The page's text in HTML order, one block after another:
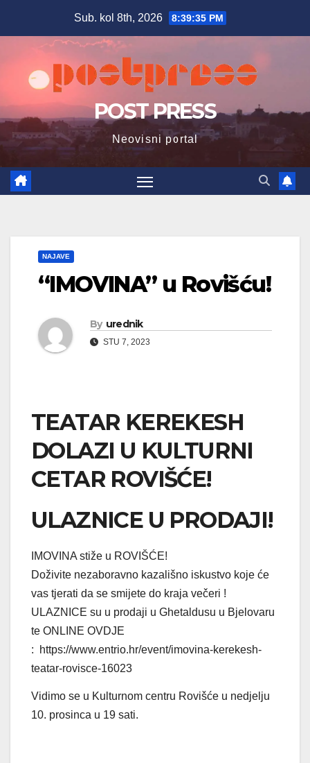
Sub. kol 8th, 2026 8:39:36 PM
POST PRESS
Neovisni portal
NAJAVE
“IMOVINA” u Rovišću!
By urednik
STU 7, 2023
TEATAR KEREKESH
DOLAZI U KULTURNI
CETAR ROVIŠĆE!
ULAZNICE U PRODAJI!
IMOVINA stiže u ROVIŠĆE!
Doživite nezaboravno kazališno iskustvo koje će
vas tjerati da se smijete do kraja večeri !
ULAZNICE su u prodaji u Ghetaldusu u Bjelovaru
te ONLINE OVDJE
: https://www.entrio.hr/event/imovina-kerekesh-
teatar-rovisce-16023
Vidimo se u Kulturnom centru Rovišće u nedjelju
10. prosinca u 19 sati.